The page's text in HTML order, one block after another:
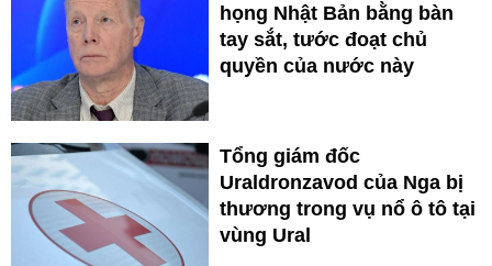
họng Nhật Bản bằng bàn
tay sắt, tước đoạt chủ
quyền của nước này
Tổng giám đốc
Uraldronzavod của Nga bị
thương trong vụ nổ ô tô tại
vùng Ural